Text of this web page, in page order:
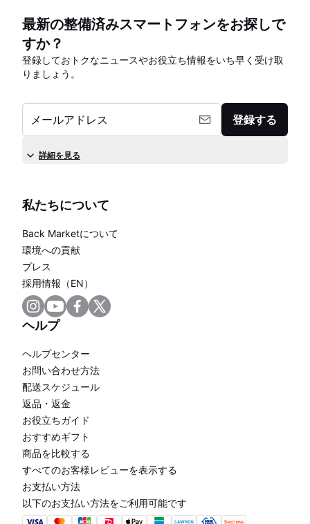
最新の整備済みスマートフォンをお探しで
すか？
登録しておトクなニュースやお役立ち情報をいち早く受け取
りましょう。
メールアドレス 登録する
詳細を見る
私たちについて
Back Marketについて
環境への貢献
プレス
採用情報（EN）
ヘルプ
ヘルプセンター
お問い合わせ方法
配送スケジュール
返品・返金
お役立ちガイド
おすすめギフト
商品を比較する
すべてのお客様レビューを表示する
お支払い方法
以下のお支払い方法をご利用可能です